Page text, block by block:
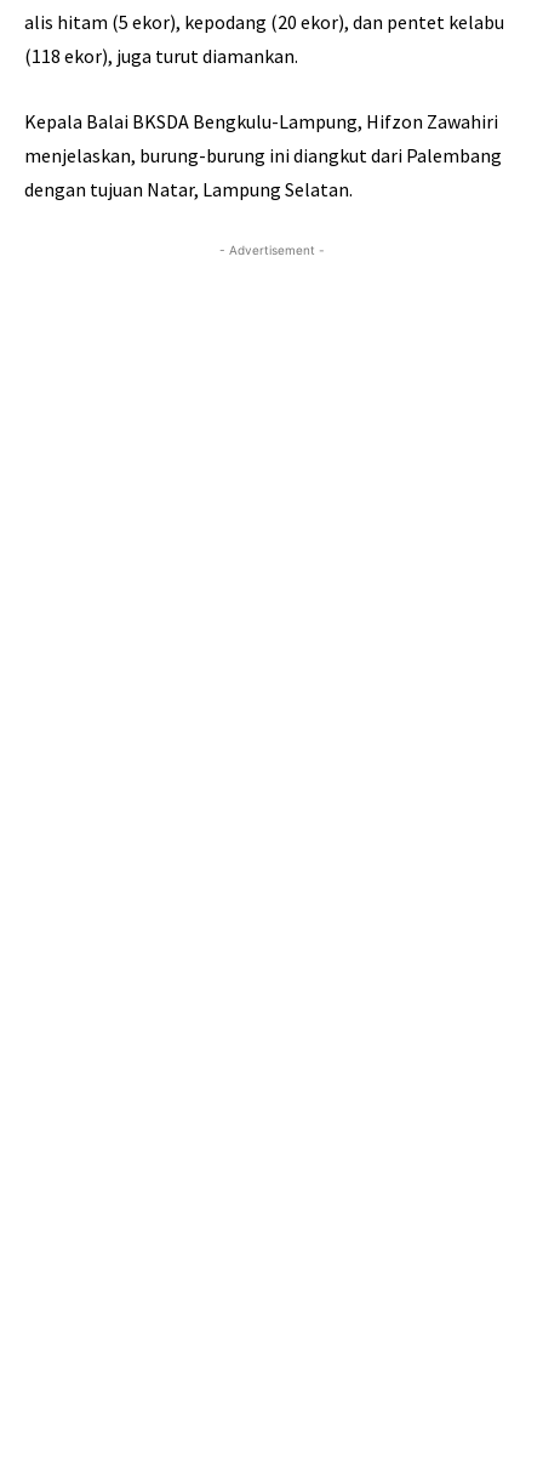
alis hitam (5 ekor), kepodang (20 ekor), dan pentet kelabu
(118 ekor), juga turut diamankan.
Kepala Balai BKSDA Bengkulu-Lampung, Hifzon Zawahiri
menjelaskan, burung-burung ini diangkut dari Palembang
dengan tujuan Natar, Lampung Selatan.
- Advertisement -